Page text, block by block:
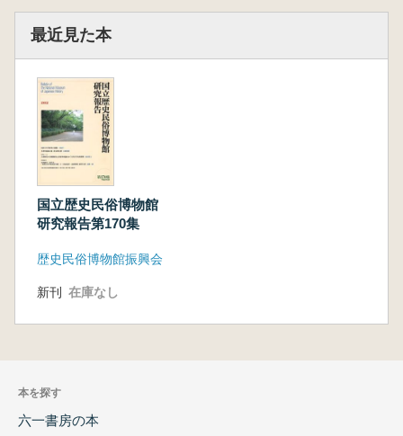
最近見た本
国立歴史民俗博物館
研究報告第170集
歴史民俗博物館振興会
新刊 在庫なし
本を探す
六一書房の本